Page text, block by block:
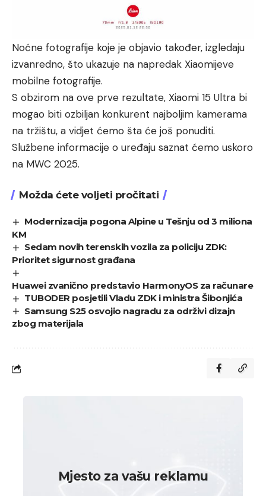
Noćne fotografije koje je objavio također, izgledaju
izvanredno, što ukazuje na napredak Xiaomijeve
mobilne fotografije.
S obzirom na ove prve rezultate, Xiaomi 15 Ultra bi
mogao biti ozbiljan konkurent najboljim kamerama
na tržištu, a vidjet ćemo šta će još ponuditi.
Službene informacije o uređaju saznat ćemo uskoro
na MWC 2025.
Možda ćete voljeti pročitati
Modernizacija pogona Alpine u Tešnju od 3 miliona
KM
Sedam novih terenskih vozila za policiju ZDK:
Prioritet sigurnost građana
Huawei zvanično predstavio HarmonyOS za računare
TUBODER posjetili Vladu ZDK i ministra Šibonjića
Samsung S25 osvojio nagradu za održivi dizajn
zbog materijala
Mjesto za vašu reklamu